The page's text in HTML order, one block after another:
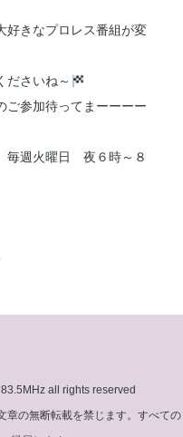
好きなプロレス番組が変
ださいね～
ご参加待ってまーーーー
週火曜日 夜６時～８
all rights reserved
章の無断転載を禁じます。すべての